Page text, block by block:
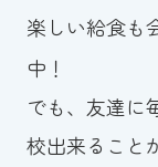
楽しい給食も
中！
でも、友達に
校出来ること